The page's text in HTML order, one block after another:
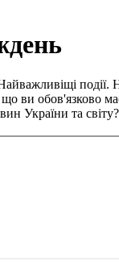
події.
що ви обов'язково
України та